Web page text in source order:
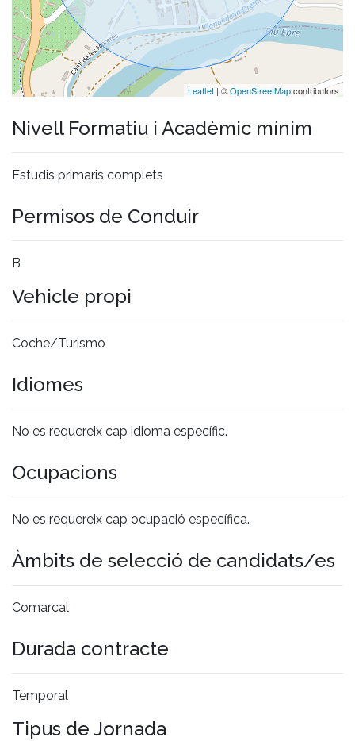
Leaflet | ©OpenStreetMapcontributors
Nivell Formatiu i Acadèmic mínim
Estudis primaris complets
Permisos de Conduir
B
Vehicle propi
Coche/Turismo
Idiomes
No es requereix cap idioma específic.
Ocupacions
No es requereix cap ocupació específica.
Àmbits de selecció de candidats/es
Comarcal
Durada contracte
Temporal
Tipus de Jornada